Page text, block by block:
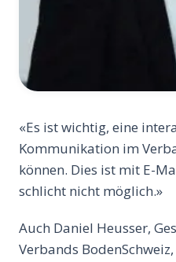
«Es ist wichtig, eine
Kommunikation im
können. Dies ist mit E-
schlicht nicht möglich.»
Auch Daniel Heusser,
Verbands